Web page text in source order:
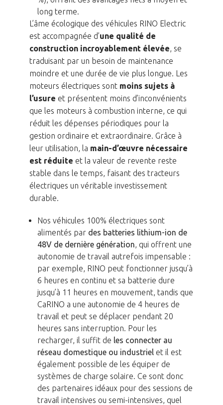
long terme.
L’âme écologique des véhicules RINO Electric
est accompagnée d’une qualité de
construction incroyablement élevée, se
traduisant par un besoin de maintenance
moindre et une durée de vie plus longue. Les
moteurs électriques sont moins sujets à
l’usure et présentent moins d’inconvénients
que les moteurs à combustion interne, ce qui
réduit les dépenses périodiques pour la
gestion ordinaire et extraordinaire. Grâce à
leur utilisation, la main-d’œuvre nécessaire
est réduite et la valeur de revente reste
stable dans le temps, faisant des tracteurs
électriques un véritable investissement
durable.
Nos véhicules 100% électriques sont
alimentés par des batteries lithium-ion de
48V de dernière génération, qui offrent une
autonomie de travail autrefois impensable :
par exemple, RINO peut fonctionner jusqu’à
6 heures en continu et sa batterie dure
jusqu’à 11 heures en mouvement, tandis que
CaRINO a une autonomie de 4 heures de
travail et peut se déplacer pendant 20
heures sans interruption. Pour les
recharger, il suffit de les connecter au
réseau domestique ou industriel et il est
également possible de les équiper de
systèmes de charge solaire. Ce sont donc
des partenaires idéaux pour des sessions de
travail intensives ou semi-intensives, quel